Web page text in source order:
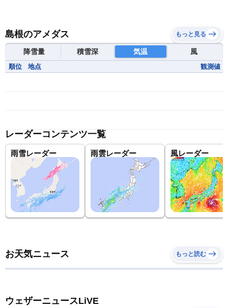
島根のアメダス もっと見る
降雪量 積雪深 気温 風
順位 地点 観測値
レーダーコンテンツ一覧
雨雪レーダー 雨雲レーダー 風レーダー
お天気ニュース もっと読む
ウェザーニュースLiVE